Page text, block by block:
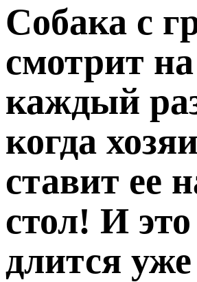
Собака с
смотрит
каждый
когда
ставит ее
стол! И это
длится уже